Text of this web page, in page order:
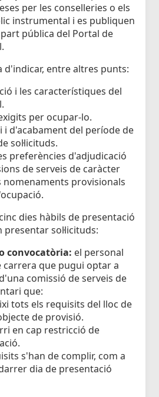
per les conselleries o els
instrumental i es publiquen
pública del Portal de
d'indicar, entre altres punts:
i les característiques del
per ocupar-lo.
i d'acabament del període de
sol·licituds.
preferències d'adjudicació
de serveis de caràcter
nomenaments provisionals
dies hàbils de presentació
sol·licituds:
convocatòria: el personal
que pugui optar a
comissió de serveis de
que:
tots els requisits del lloc de
de provisió.
en cap restricció de
s'han de complir, com a
dia de presentació